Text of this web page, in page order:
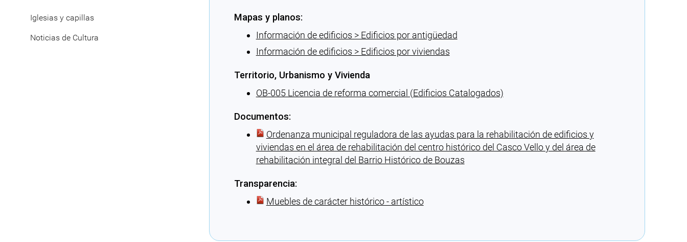
Mapas y planos:
Información de edificios > Edificios por antigüedad
Información de edificios > Edificios por viviendas
Territorio, Urbanismo y Vivienda
OB-005 Licencia de reforma comercial (Edificios Catalogados)
Documentos:
Ordenanza municipal reguladora de las ayudas para la rehabilitación de edificios y
viviendas en el área de rehabilitación del centro histórico del Casco Vello y del área de
rehabilitación integral del Barrio Histórico de Bouzas
Transparencia:
Muebles de carácter histórico - artístico
Iglesias y capillas
Noticias de Cultura